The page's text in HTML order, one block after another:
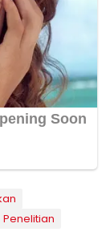
Penelitian